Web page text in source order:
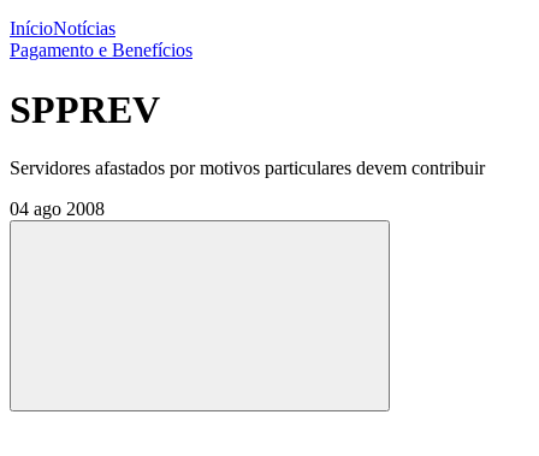
InícioNotícias
Pagamento e Benefícios
SPPREV
Servidores afastados por motivos particulares devem contribuir
04 ago 2008
Compartilhar